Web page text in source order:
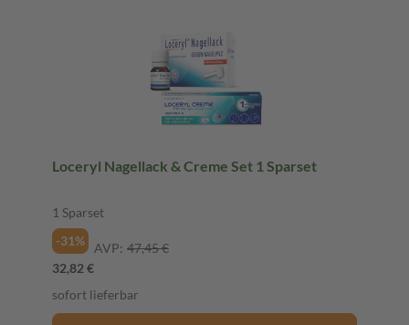
Loceryl Nagellack & Creme Set 1 Sparset
1 Sparset
-31%
AVP: 47,45 €
32,82 €
sofort lieferbar